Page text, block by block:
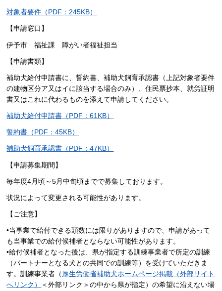
対象者要件（PDF：245KB）
【申請窓口】
伊予市 福祉課 障がい者福祉担当
【申請書類】
補助犬給付申請書に、誓約書、補助犬飼育承認書（上記対象者要件
の建物区分ア又はイに該当する場合のみ）、住民票抄本、就労証明
書又はこれに代わるものを添えて申請してください。
補助犬給付申請書（PDF：61KB）
誓約書（PDF：45KB）
補助犬飼育承認書（PDF：47KB）
【申請募集期間】
毎年度4月頃～5月中旬頃までで募集しております。
状況によって変更される可能性があります。
【ご注意】
•当事業で給付できる頭数には限りがありますので、申請があって
も当事業での給付候補者とならない可能性があります。
•給付候補者となった後は、県が指定する訓練事業者で所定の訓練
（パートナーとなる犬との共同での訓練等）を受けていただきま
す。訓練事業者（厚生労働省補助犬ホームページ掲載（外部サイト
へリンク）
＜外部リンク＞の中から県が指定）の希望に沿えない場